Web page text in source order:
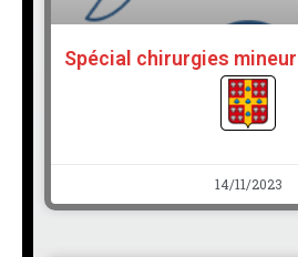
Spécial chirurgies
14/11/2023